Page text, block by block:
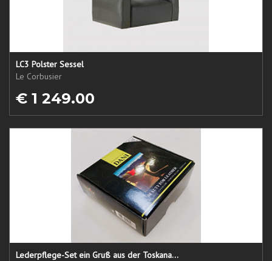
LC3 Polster Sessel
Le Corbusier
€ 1 249.00
Lederpflege-Set ein Gruß aus der Toskana...